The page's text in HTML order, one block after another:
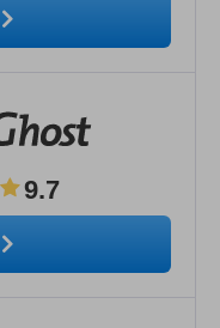
9.7